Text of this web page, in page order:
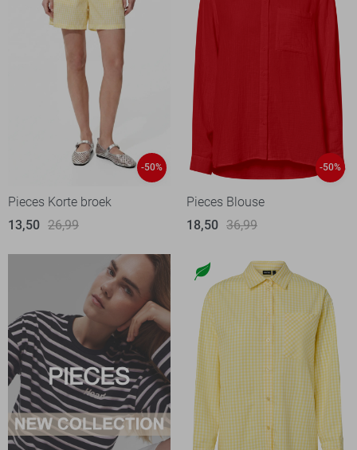
-50%
Pieces Korte broek
13,50 26,99
-50%
Pieces Blouse
18,50 36,99